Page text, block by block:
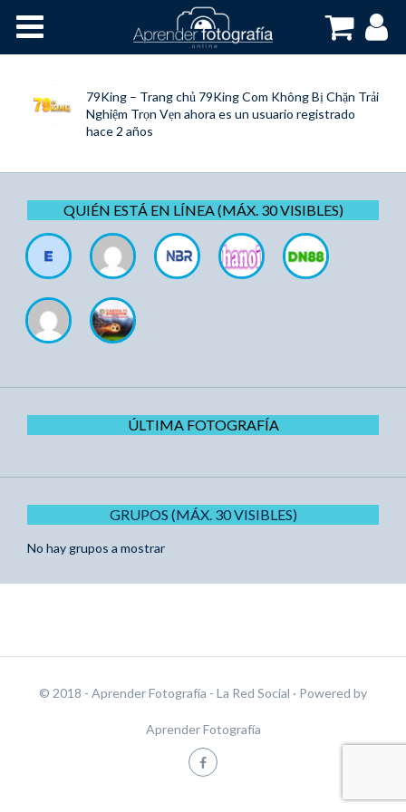
79King – Trang chủ 79King Com Không Bị Chặn Trải
Nghiệm Trọn Vẹn ahora es un usuario registrado
hace 2 años
QUIÉN ESTÁ EN LÍNEA (MÁX. 30 VISIBLES)
ÚLTIMA FOTOGRAFÍA
GRUPOS (MÁX. 30 VISIBLES)
No hay grupos a mostrar
© 2018 - Aprender Fotografía - La Red Social · Powered by
Aprender Fotografía